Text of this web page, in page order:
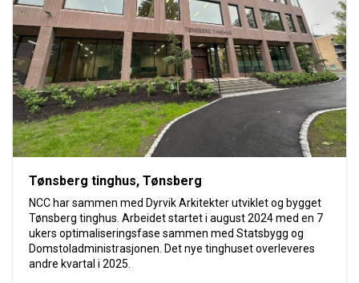
Tønsberg tinghus, Tønsberg
NCC har sammen med Dyrvik Arkitekter utviklet og bygget
Tønsberg tinghus. Arbeidet startet i august 2024 med en 7
ukers optimaliseringsfase sammen med Statsbygg og
Domstoladministrasjonen. Det nye tinghuset overleveres
andre kvartal i 2025.